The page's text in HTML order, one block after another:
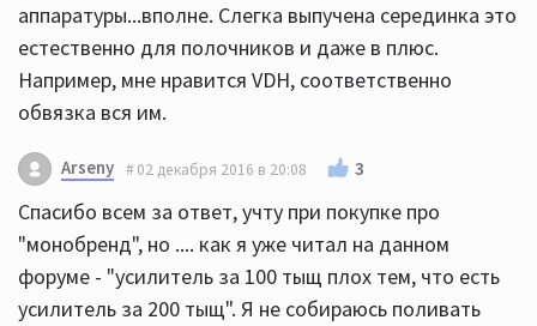
аппаратуры...вполне. Слегка выпучена серединка это
естественно для полочников и даже в плюс.
Например, мне нравится VDH, соответственно
обвязка вся им.
Arseny 02 декабря 2016 в 20:08 3
Спасибо всем за ответ, учту при покупке про
"монобренд", но .... как я уже читал на данном
форуме - "усилитель за 100 тыщ плох тем, что есть
усилитель за 200 тыщ". Я не собираюсь поливать